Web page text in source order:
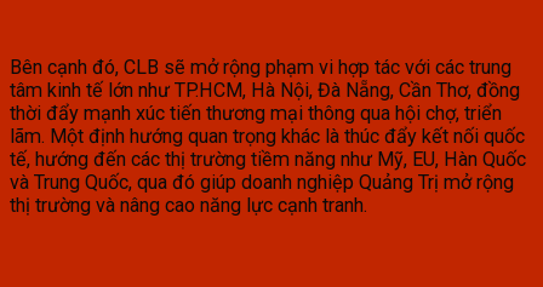
Bên cạnh đó, CLB sẽ mở rộng phạm vi hợp tác với các trung
tâm kinh tế lớn như TP.HCM, Hà Nội, Đà Nẵng, Cần Thơ, đồng
thời đẩy mạnh xúc tiến thương mại thông qua hội chợ, triển
lãm. Một định hướng quan trọng khác là thúc đẩy kết nối quốc
tế, hướng đến các thị trường tiềm năng như Mỹ, EU, Hàn Quốc
và Trung Quốc, qua đó giúp doanh nghiệp Quảng Trị mở rộng
thị trường và nâng cao năng lực cạnh tranh.